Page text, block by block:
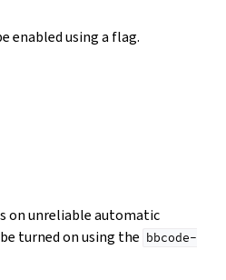
enabled using a flag.
on unreliable automatic
turned on using the bbcode-